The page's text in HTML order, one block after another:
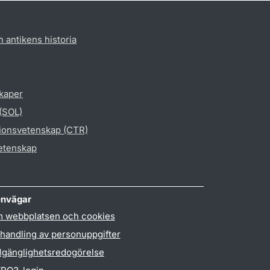
antikens historia
(CTR)
webbplatsen och cookies
av personuppgifter